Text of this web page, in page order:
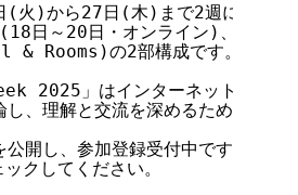
(火)から27日(木)まで2週にわたっ
日～20日・オンライン)、カンフ
& Rooms)の2部構成です。
2025」はインターネットの基盤
し、理解と交流を深めるためのイベ
開し、参加登録受付中です！あわ
クしてください。